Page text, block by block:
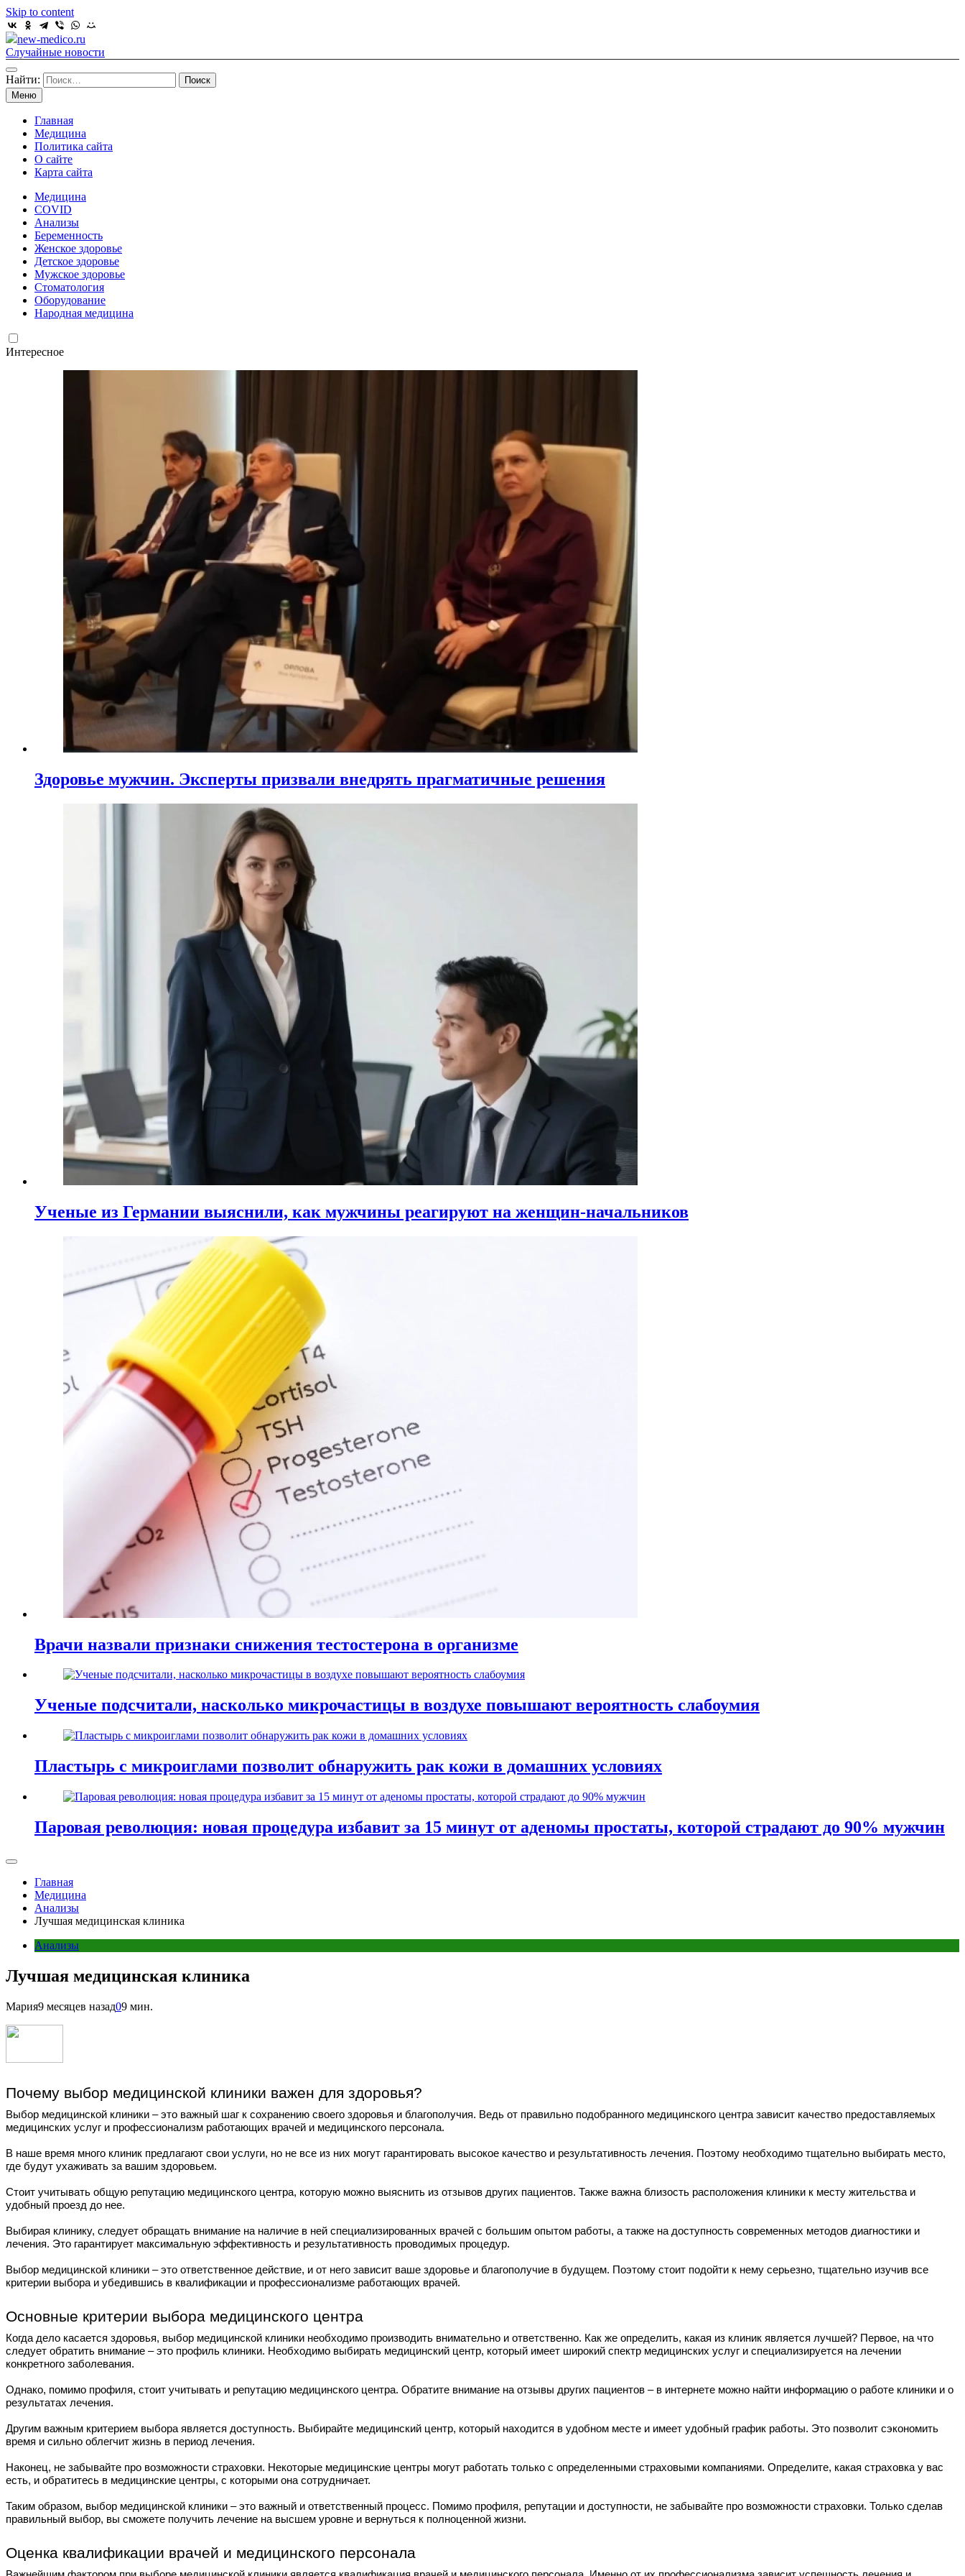
Skip to content
new-medico.ru
Случайные новости
Найти:
Меню
Главная
Медицина
Политика сайта
О сайте
Карта сайта
Медицина
COVID
Анализы
Беременность
Женское здоровье
Детское здоровье
Мужское здоровье
Стоматология
Оборудование
Народная медицина
Интересное
Здоровье мужчин. Эксперты призвали внедрять прагматичные решения
Ученые из Германии выяснили, как мужчины реагируют на женщин-начальников
Врачи назвали признаки снижения тестостерона в организме
Ученые подсчитали, насколько микрочастицы в воздухе повышают вероятность слабоумия
Пластырь с микроиглами позволит обнаружить рак кожи в домашних условиях
Паровая революция: новая процедура избавит за 15 минут от аденомы простаты, которой страдают до 90% мужчин
Главная
Медицина
Анализы
Лучшая медицинская клиника
Анализы
Лучшая медицинская клиника
Мария9 месяцев назад09 мин.
Почему выбор медицинской клиники важен для здоровья?
Выбор медицинской клиники – это важный шаг к сохранению своего здоровья и благополучия. Ведь от правильно подобранного медицинского центра зависит качество предоставляемых
медицинских услуг и профессионализм работающих врачей и медицинского персонала.
В наше время много клиник предлагают свои услуги, но не все из них могут гарантировать высокое качество и результативность лечения. Поэтому необходимо тщательно выбирать место,
где будут ухаживать за вашим здоровьем.
Стоит учитывать общую репутацию медицинского центра, которую можно выяснить из отзывов других пациентов. Также важна близость расположения клиники к месту жительства и
удобный проезд до нее.
Выбирая клинику, следует обращать внимание на наличие в ней специализированных врачей с большим опытом работы, а также на доступность современных методов диагностики и
лечения. Это гарантирует максимальную эффективность и результативность проводимых процедур.
Выбор медицинской клиники – это ответственное действие, и от него зависит ваше здоровье и благополучие в будущем. Поэтому стоит подойти к нему серьезно, тщательно изучив все
критерии выбора и убедившись в квалификации и профессионализме работающих врачей.
Основные критерии выбора медицинского центра
Когда дело касается здоровья, выбор медицинской клиники необходимо производить внимательно и ответственно. Как же определить, какая из клиник является лучшей? Первое, на что
следует обратить внимание – это профиль клиники. Необходимо выбирать медицинский центр, который имеет широкий спектр медицинских услуг и специализируется на лечении
конкретного заболевания.
Однако, помимо профиля, стоит учитывать и репутацию медицинского центра. Обратите внимание на отзывы других пациентов – в интернете можно найти информацию о работе клиники и о
результатах лечения.
Другим важным критерием выбора является доступность. Выбирайте медицинский центр, который находится в удобном месте и имеет удобный график работы. Это позволит сэкономить
время и сильно облегчит жизнь в период лечения.
Наконец, не забывайте про возможности страховки. Некоторые медицинские центры могут работать только с определенными страховыми компаниями. Определите, какая страховка у вас
есть, и обратитесь в медицинские центры, с которыми она сотрудничает.
Таким образом, выбор медицинской клиники – это важный и ответственный процесс. Помимо профиля, репутации и доступности, не забывайте про возможности страховки. Только сделав
правильный выбор, вы сможете получить лечение на высшем уровне и вернуться к полноценной жизни.
Оценка квалификации врачей и медицинского персонала